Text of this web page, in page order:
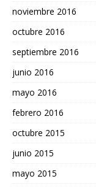
noviembre 2016
octubre 2016
septiembre 2016
junio 2016
mayo 2016
febrero 2016
octubre 2015
junio 2015
mayo 2015